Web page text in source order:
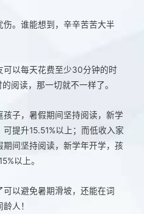
。谁能想到，辛辛苦苦大半
可以每天花费至少30分钟的时
阅读，那一切就不一样了。
子，暑假期间坚持阅读，新学
提升15.51%以上；而低收入家
期间坚持阅读，新学年开学，孩
以上。
以避免暑期滑坡，还能在词
人！